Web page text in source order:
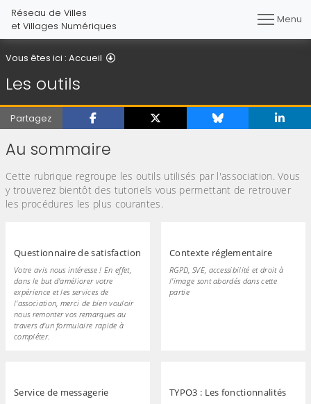
Réseau de Villes
et Villages Numériques
Menu
Vous êtes ici : Accueil
Les outils
Partagez
Au sommaire
Cette rubrique regroupe les outils utilisés par l'association. Vous
y trouverez bientôt des tutoriels vous permettant de retrouver
les procédures les plus courantes.
Questionnaire de satisfaction
Votre avis nous intéresse ! En effet,
dans le but d'améliorer votre
expérience et les services de
l'association, merci de bien vouloir
nous remonter vos remarques au
travers d'un formulaire rapide à
compléter.
Contexte réglementaire
RGPD, SVE, accessibilité et droit à
l'image sont abordés dans cette
partie
Service de messagerie TYPO3 : Les fonctionnalités